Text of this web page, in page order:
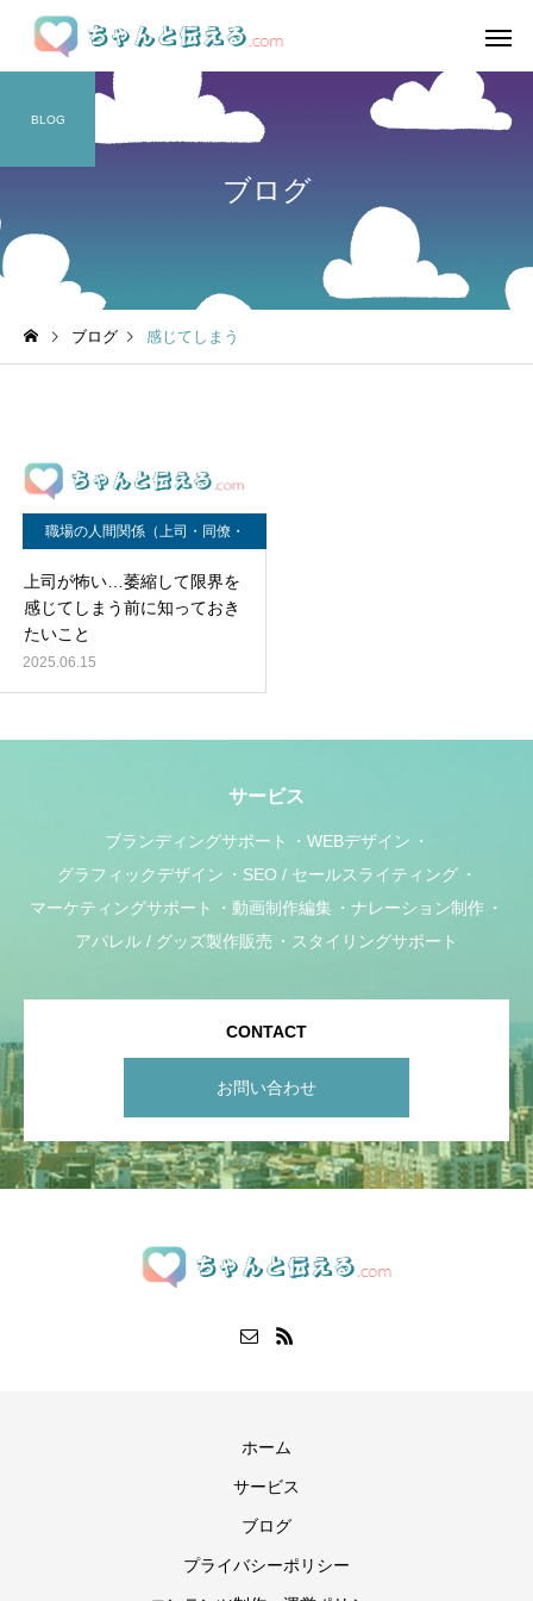
ブログ
BLOG
ブログ 感じてしまう
職場の人間関係（上司・同僚・
上司が怖い…萎縮して限界を
感じてしまう前に知っておき
たいこと
2025.06.15
サービス
ブランディングサポート
WEBデザイン
グラフィックデザイン
SEO / セールスライティング
マーケティングサポート
動画制作編集
ナレーション制作
アパレル / グッズ製作販売
スタイリングサポート
CONTACT
お問い合わせ
ホーム
サービス
ブログ
プライバシーポリシー